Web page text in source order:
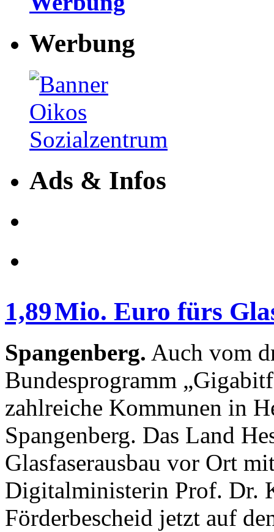
Werbung
Ads & Infos
1,89 Mio. Euro fürs
Spangenberg. Auch vom
Bundesprogramm
zahlreiche Kommunen in
Spangenberg. Das Land
Glasfaserausbau vor Ort
Digitalministerin Prof. Dr.
Förderbescheid jetzt auf